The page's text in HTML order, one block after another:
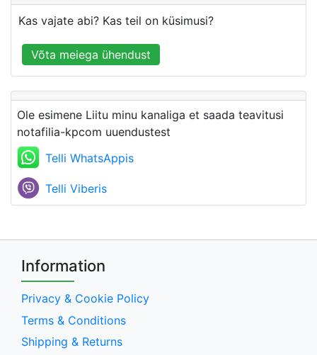
Kas vajate abi? Kas teil on küsimusi?
Võta meiega ühendust
Ole esimene Liitu minu kanaliga et saada teavitusi
notafilia-kpcom uuendustest
Telli WhatsAppis
Telli Viberis
Information
Privacy & Cookie Policy
Terms & Conditions
Shipping & Returns